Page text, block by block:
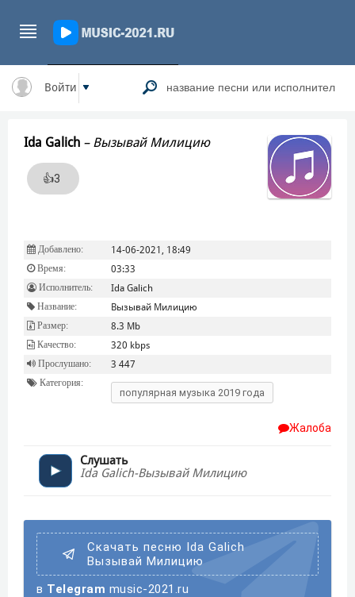
Войти
Ida Galich – Вызывай Милицию
👍3
Добавлено: 14-06-2021, 18:49
Время: 03:33
Исполнитель: Ida Galich
Название: Вызывай Милицию
Размер: 8.3 Mb
Качество: 320 kbps
Прослушано: 3 447
Категория:
популярная музыка 2019 года
Жалоба
Слушать
Ida Galich-Вызывай Милицию
Скачать песню Ida Galich
Вызывай Милицию
в Telegram music-2021.ru